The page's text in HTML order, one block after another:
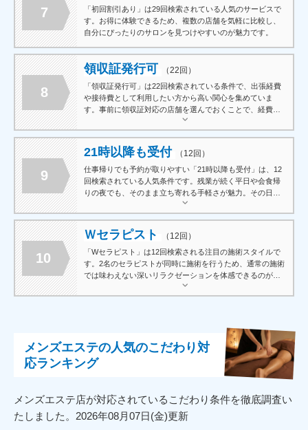
7
「初回割引あり」は29回検索されている人気のサービスで
す。お得に体験できるため、複数の店舗を気軽に比較し、
自分にぴったりのサロンを見つけやすいのが魅力です。
8
領収証発行可 （22回）
「領収証発行可」は22回検索されている条件で、出張経費
や接待費として利用したい方から高い関心を集めていま
す。事前に領収証対応の店舗を選んでおくことで、経費精
9
21時以降も受付 （12回）
仕事帰りでも予約が取りやすい「21時以降も受付」は、12
回検索されている人気条件です。残業が続く平日や会食帰
りの夜でも、そのまま立ち寄れる手軽さが魅力。その日の
疲れをその日のうちに癒やしたい方にとって、外せない条
件のひとつです。
10
Ｗセラピスト （12回）
「Wセラピスト」は12回検索される注目の施術スタイルで
す。2名のセラピストが同時に施術を行うため、通常の施術
では味わえない深いリラクゼーションを体感できるのが特
徴です。ちょっと贅沢に自分へのご褒美としてお試しくだ
さい。
メンズエステの人気のこだわり対
応ランキング
メンズエステ店が対応されているこだわり条件を徹底調査い
たしました。2026年08月07日(金)更新